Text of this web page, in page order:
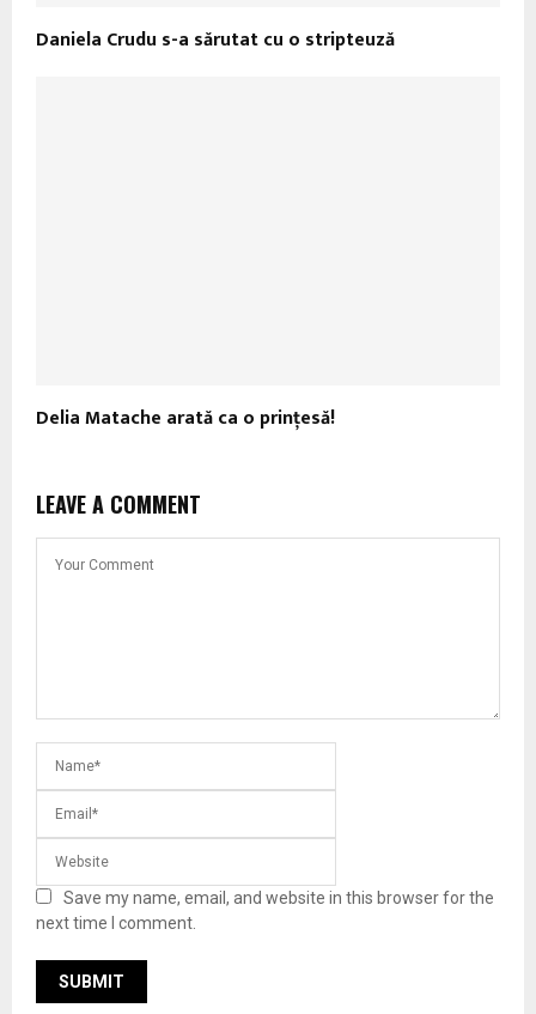
Daniela Crudu s-a sărutat cu o stripteuză
Delia Matache arată ca o prinţesă!
LEAVE A COMMENT
Save my name, email, and website in this browser for the
next time I comment.